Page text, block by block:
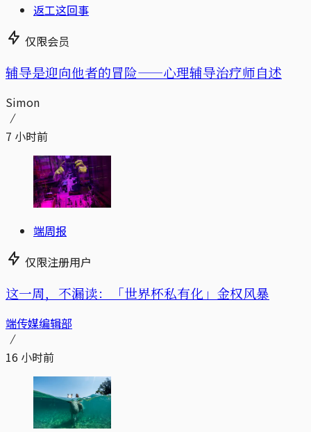
返工这回事
仅限会员
辅导是迎向他者的冒险——心理辅导治疗师自述
Simon
7 小时前
端周报
仅限注册用户
这一周，不漏读：「世界杯私有化」金权风暴
端传媒编辑部
16 小时前